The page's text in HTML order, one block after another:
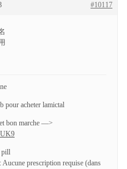
#10117
pour acheter lamictal
bon marche —>
pill
Aucune prescription requise (dans